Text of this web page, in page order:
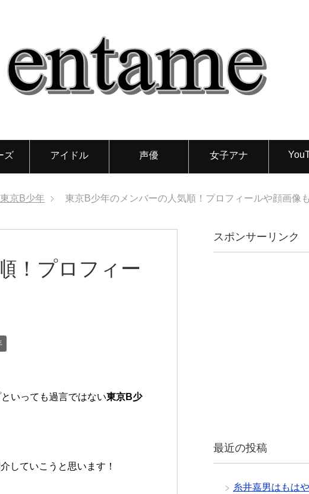
ズ アイドル 声優 女子アナ
東京B少年 東京B少年のメンバーの人気順！プロフィールや顔画像
！プロフィー
いっても過言ではない東京B少
していこうと思います！
スポンサーリンク
最近の投稿
糸井嘉男はもは